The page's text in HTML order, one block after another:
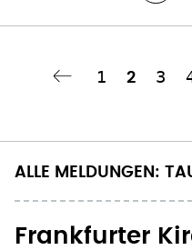
Seite
1 2 3
ALLE MELDUNGEN:
Frankfurter